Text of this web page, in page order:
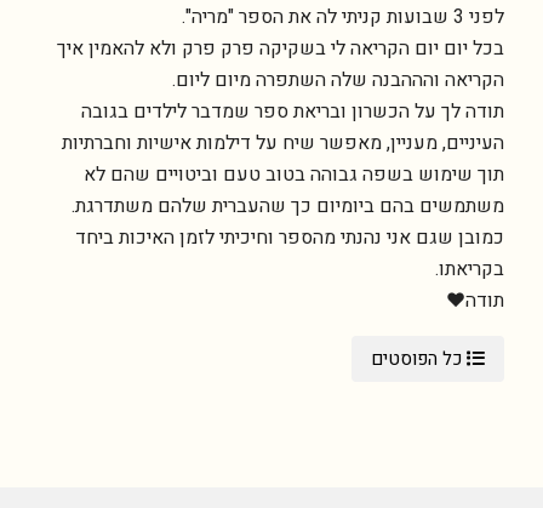
לפני 3 שבועות קניתי לה את הספר "מריה".
בכל יום יום הקריאה לי בשקיקה פרק פרק ולא להאמין איך
הקריאה והההבנה שלה השתפרה מיום ליום.
תודה לך על הכשרון ובריאת ספר שמדבר לילדים בגובה
העיניים, מעניין, מאפשר שיח על דילמות אישיות וחברתיות
תוך שימוש בשפה גבוהה בטוב טעם וביטויים שהם לא
משתמשים בהם ביומיום כך שהעברית שלהם משתדרגת.
כמובן שגם אני נהנתי מהספר וחיכיתי לזמן האיכות ביחד
בקריאתו.
תודה❤️
כל הפוסטים